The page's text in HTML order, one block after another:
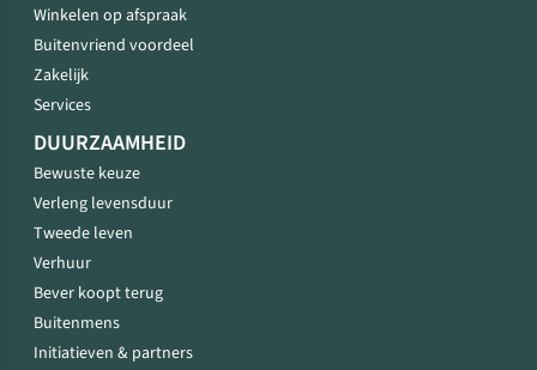
Winkelen op afspraak
Buitenvriend voordeel
Zakelijk
Services
DUURZAAMHEID
Bewuste keuze
Verleng levensduur
Tweede leven
Verhuur
Bever koopt terug
Buitenmens
Initiatieven & partners